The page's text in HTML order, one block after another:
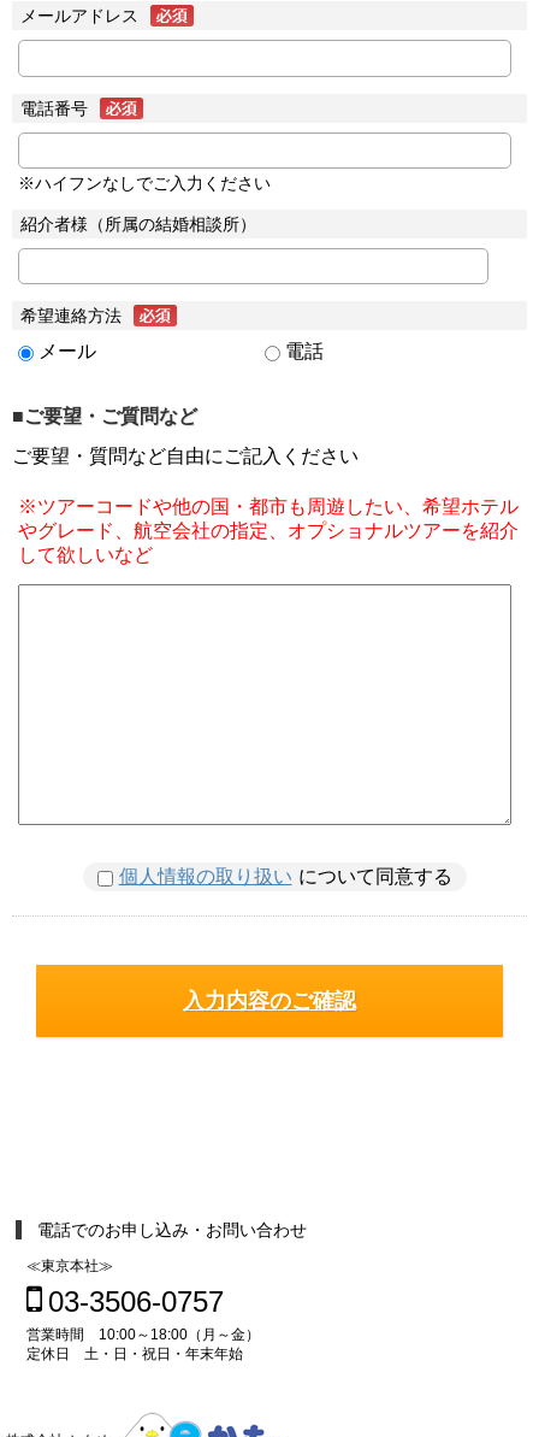
メールアドレス
電話番号
※ハイフンなしでご入力ください
紹介者様（所属の結婚相談所）
希望連絡方法
メール 電話
■ご要望・ご質問など
ご要望・質問など自由にご記入ください
※ツアーコードや他の国・都市も周遊したい、希望ホテル
やグレード、航空会社の指定、オプショナルツアーを紹介
して欲しいなど
個人情報の取り扱い について同意する
電話でのお申し込み・お問い合わせ
≪東京本社≫
03-3506-0757
営業時間 10:00～18:00（月～金）
定休日 土・日・祝日・年末年始